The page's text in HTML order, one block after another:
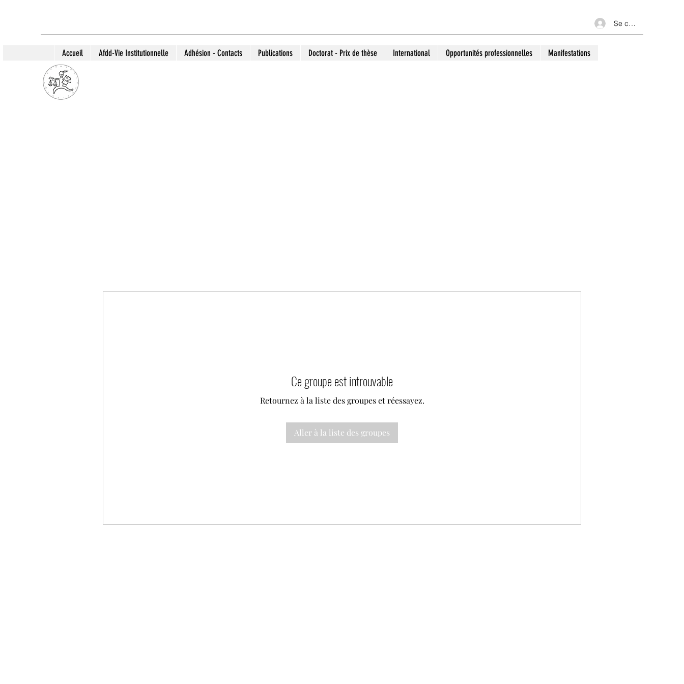
Se connecter
Accueil Afdd-Vie Institutionnelle Adhésion - Contacts Publications Doctorat - Prix de thèse International Opportunités professionnelles Manifestations
Ce groupe est introuvable
Retournez à la liste des groupes et réessayez.
Aller à la liste des groupes